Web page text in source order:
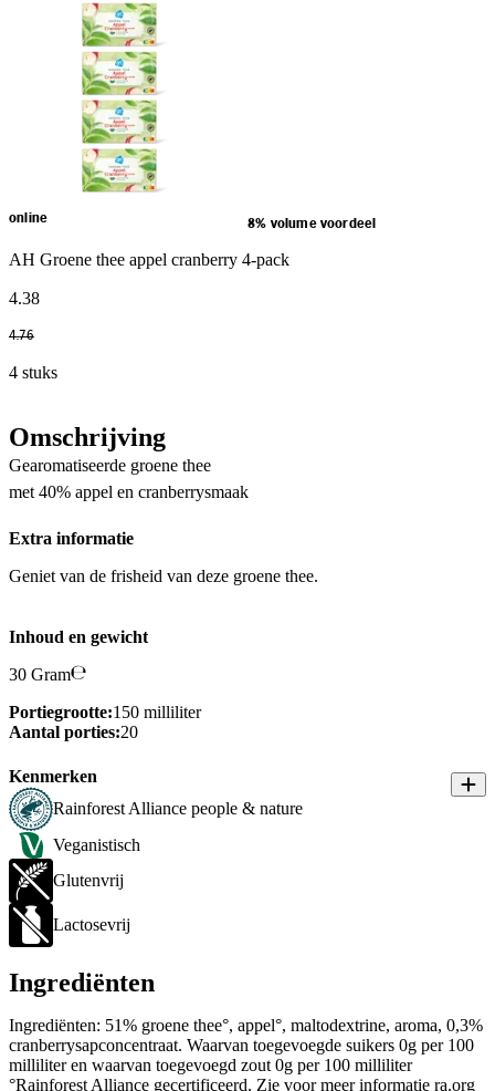
online 8% volume voordeel
AH Groene thee appel cranberry 4-pack
4.38
4.76
4 stuks
Omschrijving
Gearomatiseerde groene thee
met 40% appel en cranberrysmaak
Extra informatie
Geniet van de frisheid van deze groene thee.
Inhoud en gewicht
30 Gram
Portiegrootte:150 milliliter
Aantal porties:20
Kenmerken
Rainforest Alliance people & nature
Veganistisch
Glutenvrij
Lactosevrij
Ingrediënten
Ingrediënten: 51% groene thee°, appel°, maltodextrine, aroma, 0,3%
cranberrysapconcentraat. Waarvan toegevoegde suikers 0g per 100
milliliter en waarvan toegevoegd zout 0g per 100 milliliter
°Rainforest Alliance gecertificeerd. Zie voor meer informatie ra.org